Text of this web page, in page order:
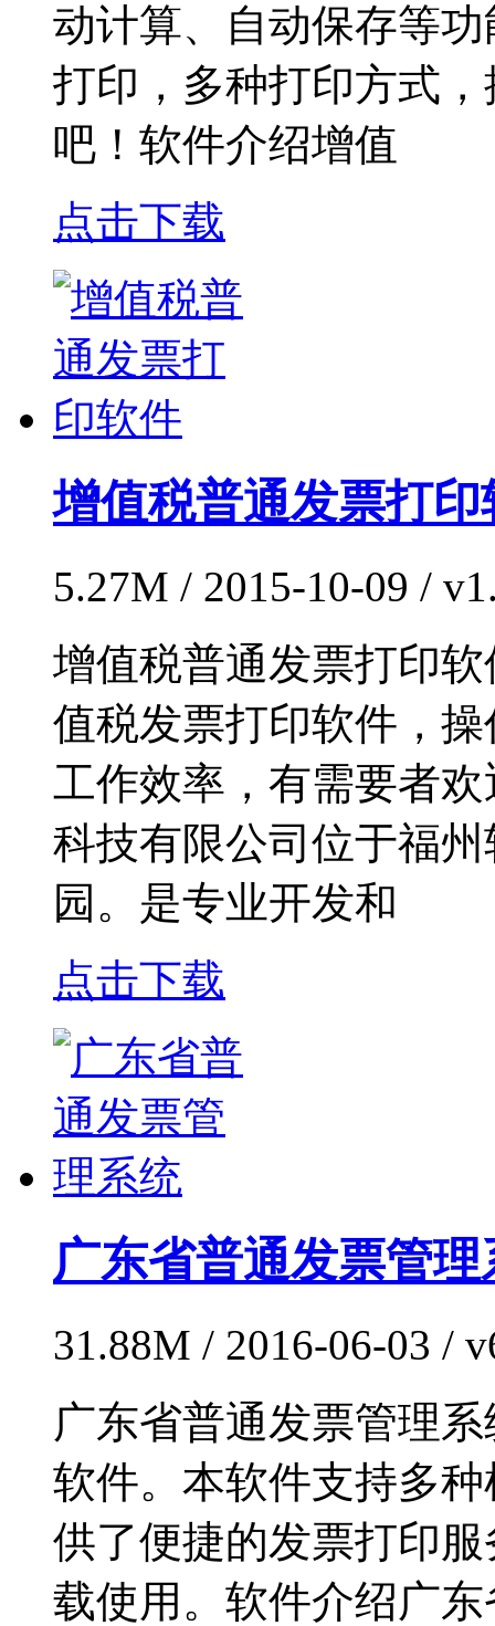
动计算、自动保存等
打印，多种打印方式
吧！软件介绍增值
点击下载
增值税普通发票打印
5.27M / 2015-10-09 /
增值税普通发票打印
值税发票打印软件，
工作效率，有需要者
科技有限公司位于福
园。是专业开发和
点击下载
广东省普通发票管理
31.88M / 2016-06-03 /
广东省普通发票管理
软件。本软件支持多
供了便捷的发票打印
载使用。软件介绍广